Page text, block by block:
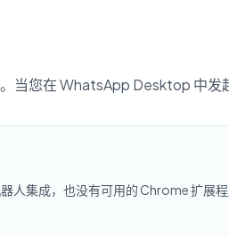
您在 WhatsApp Desktop 中发
人集成，也没有可用的 Chrome 扩展